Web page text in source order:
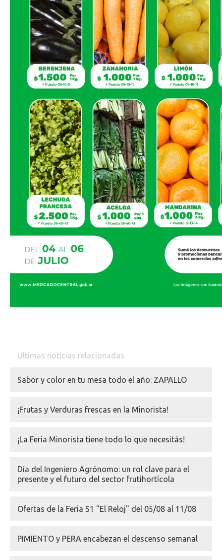
Ultimas noticias relacionadas
Sabor y color en tu mesa todo el año: ZAPALLO
¡Frutas y Verduras frescas en la Minorista!
¡La Feria Minorista tiene todo lo que necesitás!
Día del Ingeniero Agrónomo: un rol clave para el
presente y el futuro del sector frutihortícola
Ofertas de la Feria S1 "El Reloj" del 05/08 al 11/08
PIMIENTO y PERA encabezan el descenso semanal